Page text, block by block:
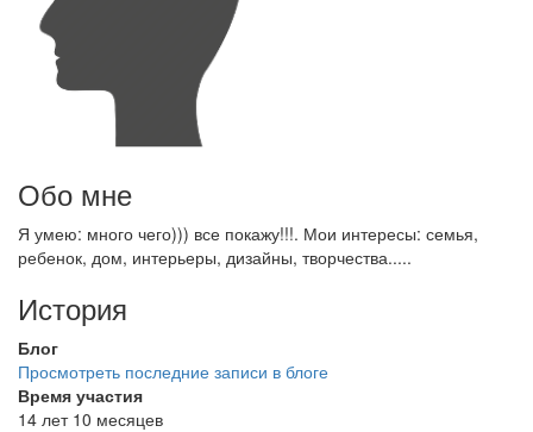
Обо мне
Я умею: много чего))) все покажу!!!. Мои интересы: семья,
ребенок, дом, интерьеры, дизайны, творчества.....
История
Блог
Просмотреть последние записи в блоге
Время участия
14 лет 10 месяцев